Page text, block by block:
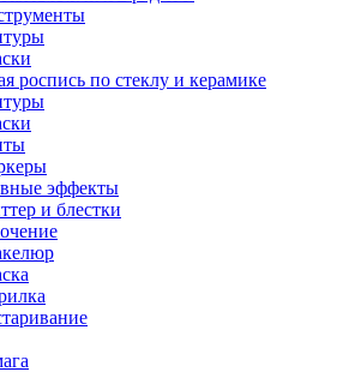
роспись по стеклу и керамике
эффекты
и блестки